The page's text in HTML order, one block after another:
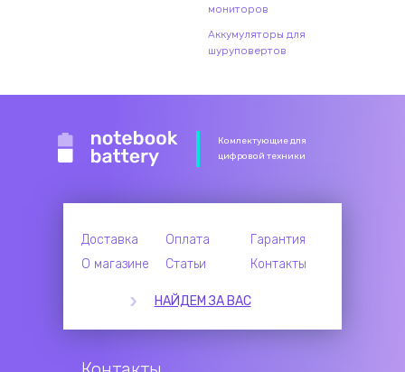
мониторов
Аккумуляторы для
шуруповертов
Комлектующие для
цифровой техники
Доставка Оплата
Гарантия
О магазине
Статьи Контакты
НАЙДЕМ ЗА ВАС